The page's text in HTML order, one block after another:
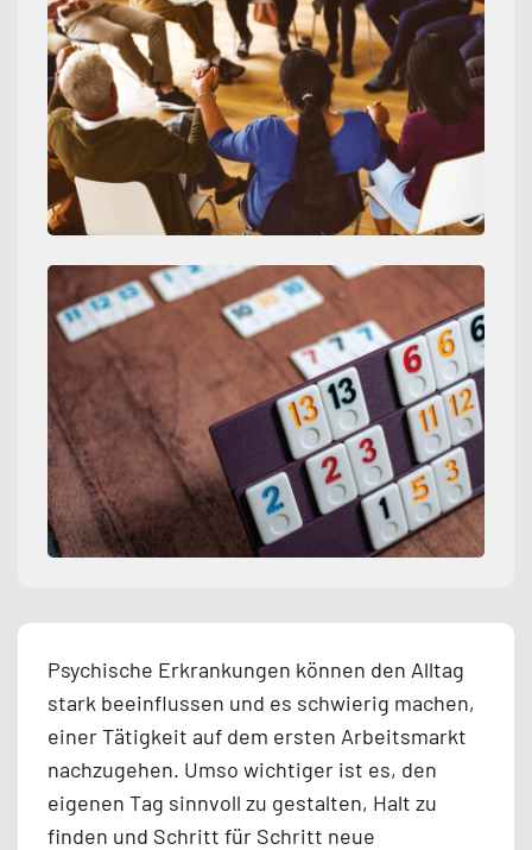
Psychische Erkrankungen können den Alltag
stark beeinflussen und es schwierig machen,
einer Tätigkeit auf dem ersten Arbeitsmarkt
nachzugehen. Umso wichtiger ist es, den
eigenen Tag sinnvoll zu gestalten, Halt zu
finden und Schritt für Schritt neue